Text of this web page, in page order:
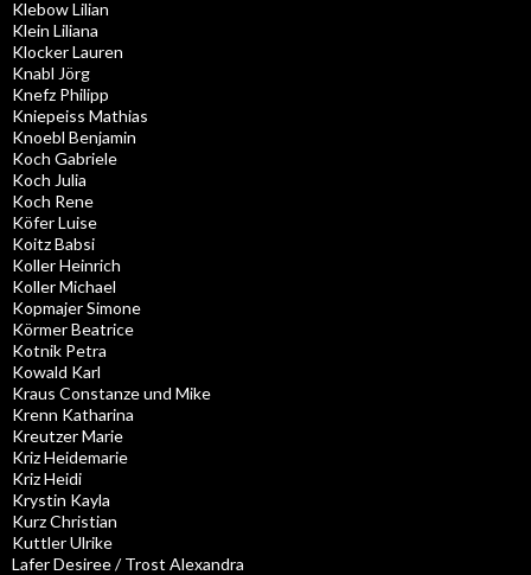
Klebow Lilian
Klein Liliana
Klocker Lauren
Knabl Jörg
Knefz Philipp
Kniepeiss Mathias
Knoebl Benjamin
Koch Gabriele
Koch Julia
Koch Rene
Köfer Luise
Koitz Babsi
Koller Heinrich
Koller Michael
Kopmajer Simone
Körmer Beatrice
Kotnik Petra
Kowald Karl
Kraus Constanze und Mike
Krenn Katharina
Kreutzer Marie
Kriz Heidemarie
Kriz Heidi
Krystin Kayla
Kurz Christian
Kuttler Ulrike
Lafer Desiree / Trost Alexandra